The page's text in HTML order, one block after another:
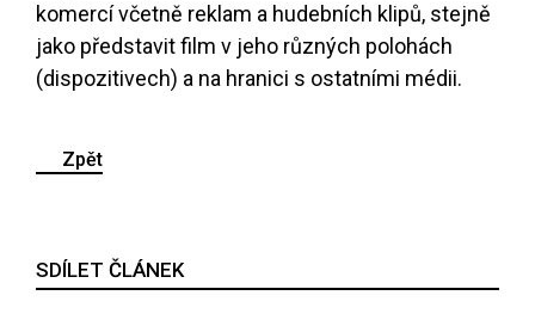
komercí včetně reklam a hudebních klipů, stejně
jako představit film v jeho různých polohách
(dispozitivech) a na hranici s ostatními médii.
Zpět
SDÍLET ČLÁNEK